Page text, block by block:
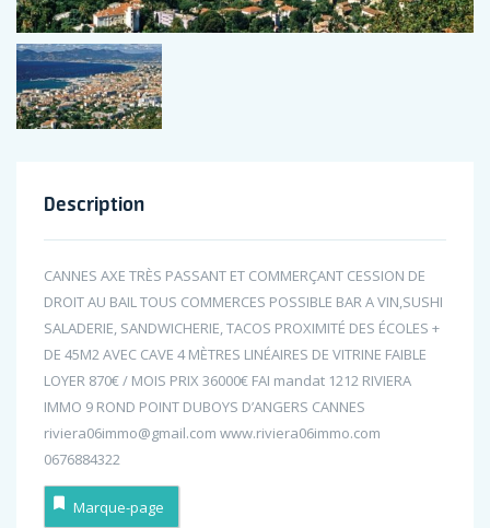
Description
CANNES AXE TRÈS PASSANT ET COMMERÇANT CESSION DE
DROIT AU BAIL TOUS COMMERCES POSSIBLE BAR A VIN,SUSHI
SALADERIE, SANDWICHERIE, TACOS PROXIMITÉ DES ÉCOLES +
DE 45M2 AVEC CAVE 4 MÈTRES LINÉAIRES DE VITRINE FAIBLE
LOYER 870€ / MOIS PRIX 36000€ FAI mandat 1212 RIVIERA
IMMO 9 ROND POINT DUBOYS D’ANGERS CANNES
riviera06immo@gmail.com www.riviera06immo.com
0676884322
Marque-page